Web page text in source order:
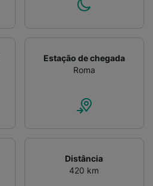
Estação de chegada
Roma
Distância
420 km